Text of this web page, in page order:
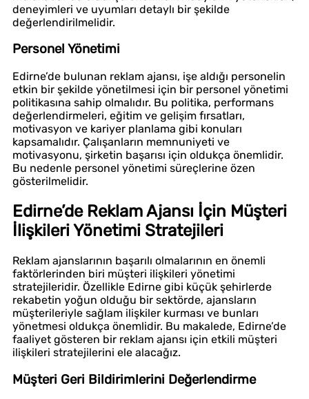
deneyimleri ve uyumları detaylı bir şekilde
değerlendirilmelidir.
Personel Yönetimi
Edirne’de bulunan reklam ajansı, işe aldığı personelin
etkin bir şekilde yönetilmesi için bir personel yönetimi
politikasına sahip olmalıdır. Bu politika, performans
değerlendirmeleri, eğitim ve gelişim fırsatları,
motivasyon ve kariyer planlama gibi konuları
kapsamalıdır. Çalışanların memnuniyeti ve
motivasyonu, şirketin başarısı için oldukça önemlidir.
Bu nedenle personel yönetimi süreçlerine özen
gösterilmelidir.
Edirne’de Reklam Ajansı İçin Müşteri
İlişkileri Yönetimi Stratejileri
Reklam ajanslarının başarılı olmalarının en önemli
faktörlerinden biri müşteri ilişkileri yönetimi
stratejileridir. Özellikle Edirne gibi küçük şehirlerde
rekabetin yoğun olduğu bir sektörde, ajansların
müşterileriyle sağlam ilişkiler kurması ve bunları
yönetmesi oldukça önemlidir. Bu makalede, Edirne’de
faaliyet gösteren bir reklam ajansı için etkili müşteri
ilişkileri stratejilerini ele alacağız.
Müşteri Geri Bildirimlerini Değerlendirme